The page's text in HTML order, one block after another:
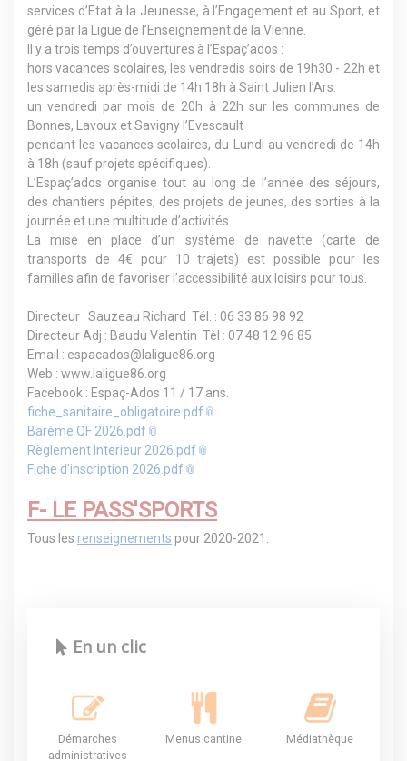
services d’Etat à la Jeunesse, à l’Engagement et au Sport, et
géré par la Ligue de l’Enseignement de la Vienne.
Il y a trois temps d’ouvertures à l’Espaç’ados :
hors vacances scolaires, les vendredis soirs de 19h30 - 22h et
les samedis après-midi de 14h 18h à Saint Julien l’Ars.
un vendredi par mois de 20h à 22h sur les communes de
Bonnes, Lavoux et Savigny l’Evescault
pendant les vacances scolaires, du Lundi au vendredi de 14h
à 18h (sauf projets spécifiques).
L’Espaç’ados organise tout au long de l’année des séjours,
des chantiers pépites, des projets de jeunes, des sorties à la
journée et une multitude d’activités...
La mise en place d’un système de navette (carte de
transports de 4€ pour 10 trajets) est possible pour les
familles afin de favoriser l’accessibilité aux loisirs pour tous.
Directeur : Sauzeau Richard Tél. : 06 33 86 98 92
Directeur Adj : Baudu Valentin Tèl : 07 48 12 96 85
Email : espacados@laligue86.org
Web : www.laligue86.org
Facebook : Espaç-Ados 11 / 17 ans.
fiche_sanitaire_obligatoire.pdf
Barème QF 2026.pdf
Règlement Interieur 2026.pdf
Fiche d'inscription 2026.pdf
F- LE PASS'SPORTS
Tous les renseignements pour 2020-2021.
En un clic
Démarches
administratives
Menus cantine Médiathèque